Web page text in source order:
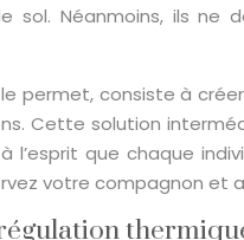
sol. Néanmoins, ils ne
permet, consiste à
Cette solution
à l’esprit que chaque
votre compagnon et